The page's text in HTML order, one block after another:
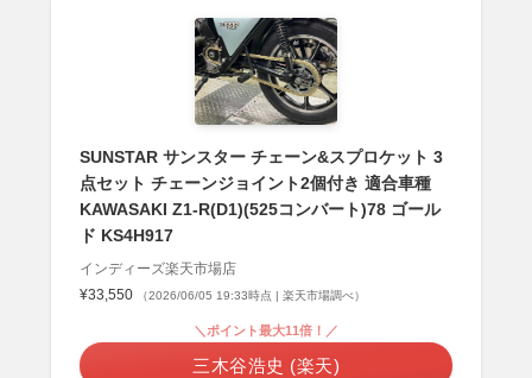
SUNSTAR サンスター チェーン&スプロケット 3
点セット チェーンジョイント2個付き 適合車種
KAWASAKI Z1-R(D1)(525コンバート)78 ゴール
ド KS4H917
インディーズ楽天市場店
¥33,550
（2026/06/05 19:33時点 | 楽天市場調べ）
＼ポイント最大11倍！／
三木谷浩史 (楽天)